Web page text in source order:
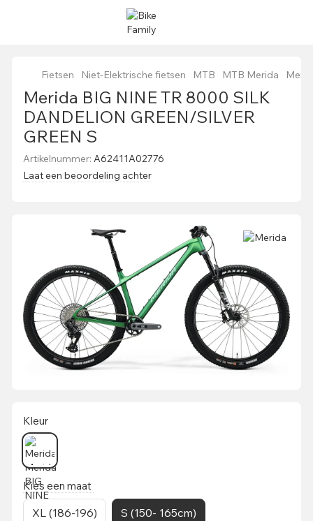
Fietsen Niet-Elektrische fietsen MTB MTB Merida
Merida BIG NINE TR 8000 SILK
DANDELION GREEN/SILVER
GREEN S
Artikelnummer: A62411A02776
Laat een beoordeling achter
Kleur
Kies een maat
XL (186-196) S (150- 165cm)